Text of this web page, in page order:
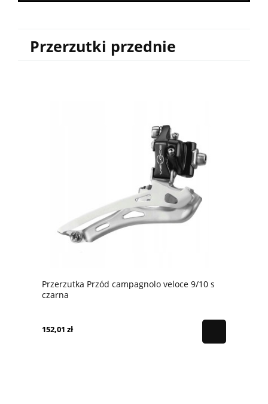
Przerzutki przednie
Przerzutka Przód campagnolo veloce 9/10 s
czarna
152,01 zł